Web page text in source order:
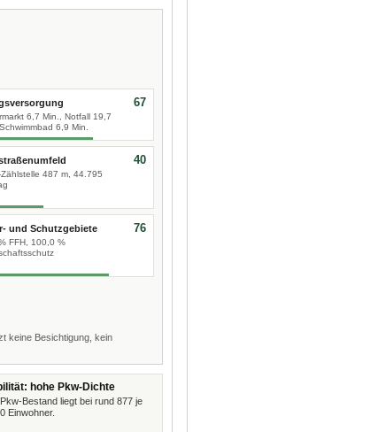
6,7 Min., Notfall 19,7
6,9 Min.
67
487 m, 44.795
40
und Schutzgebiete
FFH, 100,0 %
76
keine Besichtigung, kein
hohe Pkw-Dichte
Bestand liegt bei rund 877 je
Einwohner.